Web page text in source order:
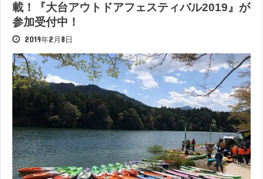
載！『大台アウトドアフェスティバル2019』が
参加受付中！
2019年2月8日